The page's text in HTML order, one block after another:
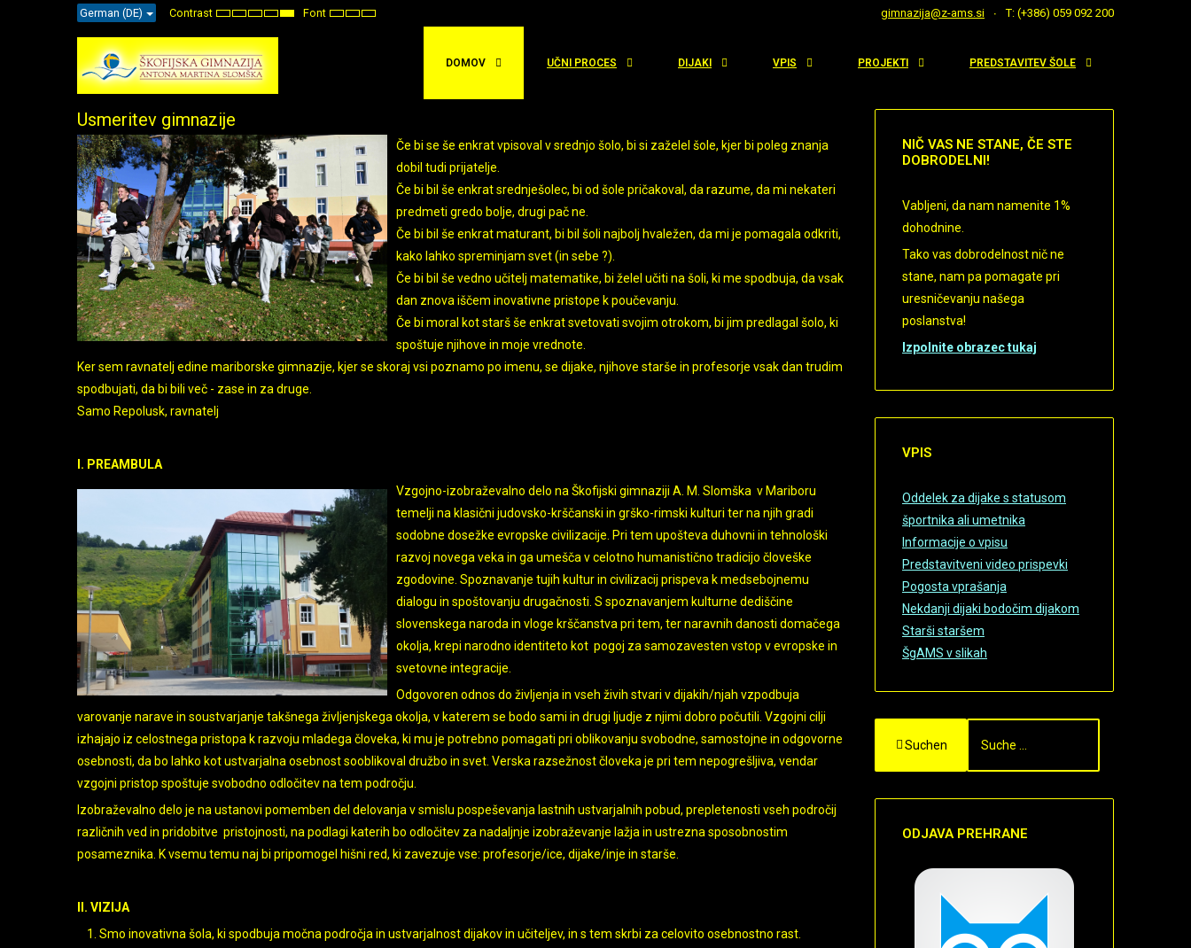
German (DE) Contrast
Default
NightHigh
Black
White
mode
High
Black
HighFont
SetSetSet
gimnazija@z-ams.si T: (+386) 059 092 200
DOMOV UČNI PROCES DIJAKI VPIS PROJEKTI PREDSTAVITEV ŠOLE
Usmeritev gimnazije
Če bi se še enkrat vpisoval v srednjo šolo, bi si zaželel šole, kjer bi poleg znanja
dobil tudi prijatelje.
Če bi bil še enkrat srednješolec, bi od šole pričakoval, da razume, da mi nekateri
predmeti gredo bolje, drugi pač ne.
Če bi bil še enkrat maturant, bi bil šoli najbolj hvaležen, da mi je pomagala odkriti,
kako lahko spreminjam svet (in sebe ?).
Če bi bil še vedno učitelj matematike, bi želel učiti na šoli, ki me spodbuja, da vsak
dan znova iščem inovativne pristope k poučevanju.
Če bi moral kot starš še enkrat svetovati svojim otrokom, bi jim predlagal šolo, ki
spoštuje njihove in moje vrednote.
Ker sem ravnatelj edine mariborske gimnazije, kjer se skoraj vsi poznamo po imenu, se dijake, njihove starše in profesorje vsak dan trudim
spodbujati, da bi bili več - zase in za druge.
Samo Repolusk, ravnatelj
I. PREAMBULA
Vzgojno-izobraževalno delo na Škofijski gimnaziji A. M. Slomška v Mariboru
temelji na klasični judovsko-krščanski in grško-rimski kulturi ter na njih gradi
sodobne dosežke evropske civilizacije. Pri tem upošteva duhovni in tehnološki
razvoj novega veka in ga umešča v celotno humanistično tradicijo človeške
zgodovine. Spoznavanje tujih kultur in civilizacij prispeva k medsebojnemu
dialogu in spoštovanju drugačnosti. S spoznavanjem kulturne dediščine
slovenskega naroda in vloge krščanstva pri tem, ter naravnih danosti domačega
okolja, krepi narodno identiteto kot pogoj za samozavesten vstop v evropske in
svetovne integracije.
Odgovoren odnos do življenja in vseh živih stvari v dijakih/njah vzpodbuja
varovanje narave in soustvarjanje takšnega življenjskega okolja, v katerem se bodo sami in drugi ljudje z njimi dobro počutili. Vzgojni cilji
izhajajo iz celostnega pristopa k razvoju mladega človeka, ki mu je potrebno pomagati pri oblikovanju svobodne, samostojne in odgovorne
osebnosti, da bo lahko kot ustvarjalna osebnost sooblikoval družbo in svet. Verska razsežnost človeka je pri tem nepogrešljiva, vendar
vzgojni pristop spoštuje svobodno odločitev na tem področju.
Izobraževalno delo je na ustanovi pomemben del delovanja v smislu pospeševanja lastnih ustvarjalnih pobud, prepletenosti vseh področij
različnih ved in pridobitve pristojnosti, na podlagi katerih bo odločitev za nadaljnje izobraževanje lažja in ustrezna sposobnostim
posameznika. K vsemu temu naj bi pripomogel hišni red, ki zavezuje vse: profesorje/ice, dijake/inje in starše.
II. VIZIJA
Smo inovativna šola, ki spodbuja močna področja in ustvarjalnost dijakov in učiteljev, in s tem skrbi za celovito osebnostno rast.
NIČ VAS NE STANE, ČE STE
DOBRODELNI!
Vabljeni, da nam namenite 1%
dohodnine.
Tako vas dobrodelnost nič ne
stane, nam pa pomagate pri
uresničevanju našega
poslanstva!
Izpolnite obrazec tukaj
VPIS
Oddelek za dijake s statusom
športnika ali umetnika
Informacije o vpisu
Predstavitveni video prispevki
Pogosta vprašanja
Nekdanji dijaki bodočim dijakom
Starši staršem
ŠgAMS v slikah
Suchen
ODJAVAPREHRANE